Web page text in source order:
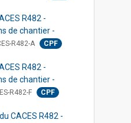
R482 -
de chantier -
R482-A CPF
R482 -
de chantier -
R482-F CPF
CACES R482 -